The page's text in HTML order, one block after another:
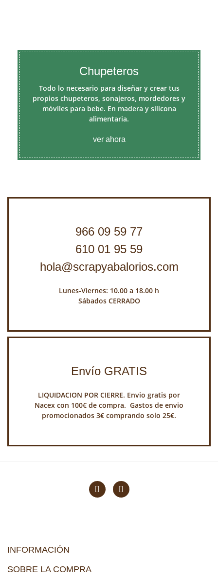
Chupeteros
Todo lo necesario para diseñar y crear tus
propios chupeteros, sonajeros, mordedores y
móviles para bebe. En madera y silicona
alimentaria.
ver ahora
966 09 59 77
610 01 95 59
hola@scrapyabalorios.com
Lunes-Viernes: 10.00 a 18.00 h
Sábados CERRADO
Envío GRATIS
LIQUIDACION POR CIERRE. Envio gratis por
Nacex con 100€ de compra. Gastos de envio
promocionados 3€ comprando solo 25€.
INFORMACIÓN
SOBRE LA COMPRA